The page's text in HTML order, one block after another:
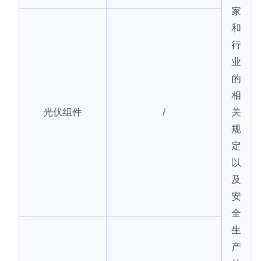
家
和
行
业
的
相
关
规
定
以
及
安
全
生
产
光伏组件 /